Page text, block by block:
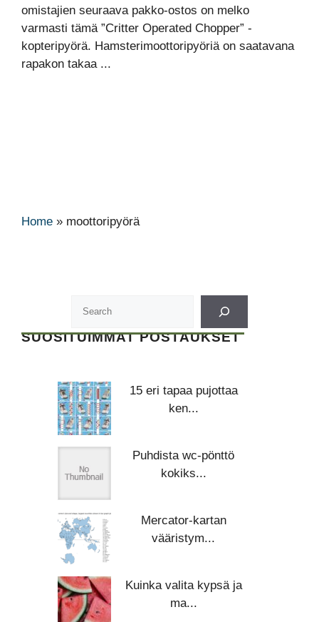
omistajien seuraava pakko-ostos on melko
varmasti tämä ”Critter Operated Chopper” -
kopteripyörä. Hamsterimoottoripyöriä on saatavana
rapakon takaa ...
Home » moottoripyörä
SUOSITUIMMAT POSTAUKSET
15 eri tapaa pujottaa
ken...
Puhdista wc-pönttö
kokiks...
Mercator-kartan
vääristym...
Kuinka valita kypsä ja
ma...